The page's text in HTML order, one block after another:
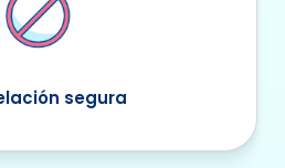
segura